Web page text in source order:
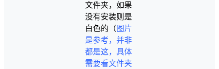
文件夹，如果
没有安装则是
白色的（ 图片
是参考，并非
都是这，具体
需要看文件夹